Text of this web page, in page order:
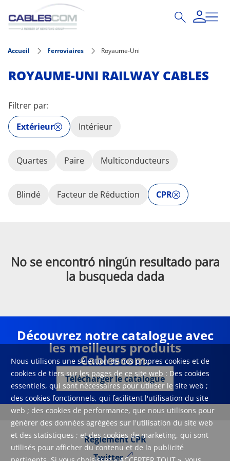
Aller au contenu principal
Nous utilisons une sélection de nos propres cookies et de
cookies de tiers sur les pages de ce site web : Des cookies
essentiels, qui sont nécessaires pour utiliser le site web ;
des cookies fonctionnels, qui facilitent l'utilisation du site
web ; des cookies de performance, que nous utilisons pour
générer des données agrégées sur l'utilisation du site web
et des statistiques ; et des cookies de marketing, qui sont
utilisés pour afficher du contenu et de la publicité
Accueil Ferroviaires Royaume-Uni
ROYAUME-UNI RAILWAY CABLES
Filtrer par:
Extérieur
Intérieur
Quartes Paire Multiconducteurs
Blindé Facteur de Réduction CPR
No se encontró ningún resultado para
la busqueda dada
Découvrez notre catalogue avec
les meilleurs produits
Cablescom.
Télécharger le catalogue
Règlement CPR
Twitter